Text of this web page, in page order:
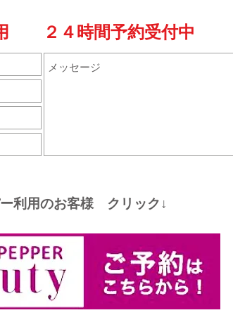
２４時間予約受付中
利用のお客様 クリック↓